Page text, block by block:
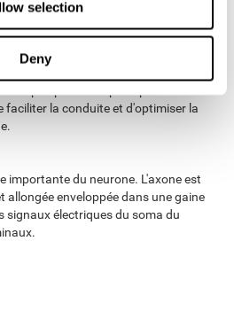
selection
Deny
de la gaine de myéline
système nerveux. L'espace entre
faciliter la conduite et d'optimiser la
importante du neurone. L'axone est
allongée enveloppée dans une gaine
signaux électriques du soma du